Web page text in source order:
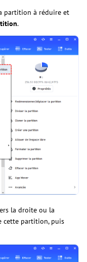
partition à réduire et
.
la droite ou la
cette partition, puis